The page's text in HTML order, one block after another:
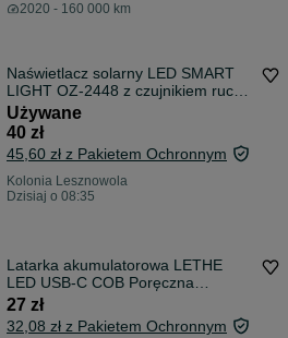
2020 - 160 000 km
Naświetlacz solarny LED SMART
LIGHT OZ-2448 z czujnikiem ruchu
i zmierzchu ​Lampa solarna LED
czujnik ruchu zmierzchu Smart
Light IP44 SPRAWNA
Używane
40 zł
45,60 zł z Pakietem Ochronnym
Kolonia Lesznowola
Dzisiaj o 08:35
Latarka akumulatorowa LETHE
LED USB-C COB Poręczna
Warsztatowa
27 zł
32,08 zł z Pakietem Ochronnym